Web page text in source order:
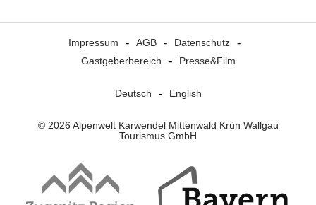
Impressum AGB
Datenschutz
Gastgeberbereich
Presse&Film
Deutsch English
© 2026 Alpenwelt Karwendel Mittenwald Krün Wallgau
Tourismus GmbH